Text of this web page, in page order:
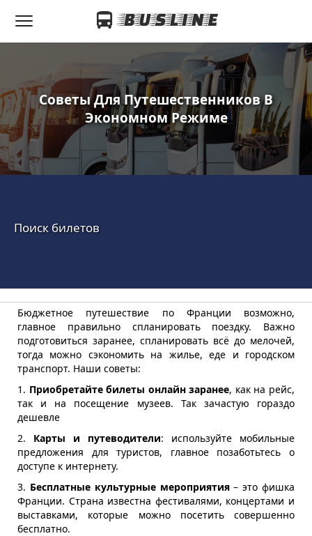
Советы Для Путешественников В
Экономном Режиме
Поиск билетов
Бюджетное путешествие по Франции возможно,
главное правильно спланировать поездку. Важно
подготовиться заранее, спланировать всё до мелочей,
тогда можно сэкономить на жилье, еде и городском
транспорт. Наши советы:
1. Приобретайте билеты онлайн заранее, как на рейс,
так и на посещение музеев. Так зачастую гораздо
дешевле
2. Карты и путеводители: используйте мобильные
предложения для туристов, главное позаботьтесь о
доступе к интернету.
3. Бесплатные культурные мероприятия – это фишка
Франции. Страна известна фестивалями, концертами и
выставками, которые можно посетить совершенно
бесплатно.